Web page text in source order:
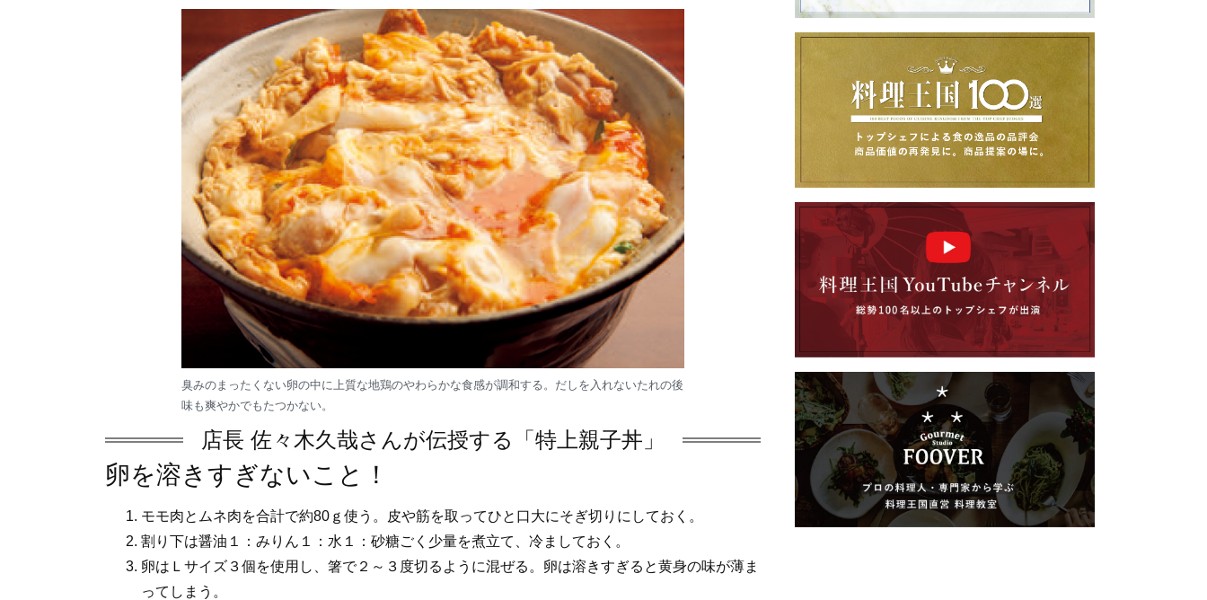
臭みのまったくない卵の中に上質な地鶏のやわらかな食感が調和する。だしを入れないたれの後
味も爽やかでもたつかない。
店長 佐々木久哉さんが伝授する「特上親子丼」
卵を溶きすぎないこと！
モモ肉とムネ肉を合計で約80ｇ使う。皮や筋を取ってひと口大にそぎ切りにしておく。
割り下は醤油１：みりん１：水１：砂糖ごく少量を煮立て、冷ましておく。
卵はＬサイズ３個を使用し、箸で２～３度切るように混ぜる。卵は溶きすぎると黄身の味が薄ま
ってしまう。